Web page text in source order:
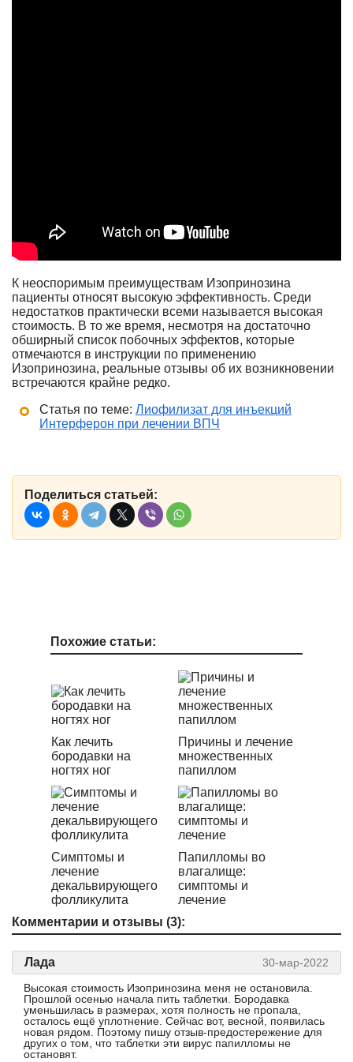
К неоспоримым преимуществам Изопринозина
пациенты относят высокую эффективность. Среди
недостатков практически всеми называется высокая
стоимость. В то же время, несмотря на достаточно
обширный список побочных эффектов, которые
отмечаются в инструкции по применению
Изопринозина, реальные отзывы об их возникновении
встречаются крайне редко.
Статья по теме: Лиофилизат для инъекций
Интерферон при лечении ВПЧ
Поделиться статьей:
Похожие статьи:
Как лечить
бородавки на
ногтях ног
Причины и лечение
множественных
папиллом
Симптомы и
лечение
декальвирующего
фолликулита
Папилломы во
влагалище:
симптомы и
лечение
Комментарии и отзывы (3):
Лада
30-мар-2022
Высокая стоимость Изопринозина меня не остановила.
Прошлой осенью начала пить таблетки. Бородавка
уменьшилась в размерах, хотя полность не пропала,
осталось ещё уплотнение. Сейчас вот, весной, появилась
новая рядом. Поэтому пишу отзыв-предостережение для
других о том, что таблетки эти вирус папилломы не
остановят.